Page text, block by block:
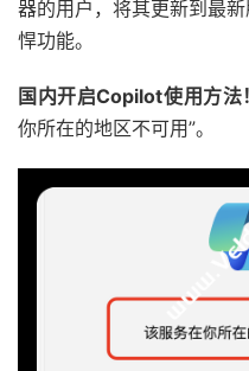
器的用户，将其更新到最
悍功能。
国内开启Copilot使用方法！
你所在的地区不可用”。